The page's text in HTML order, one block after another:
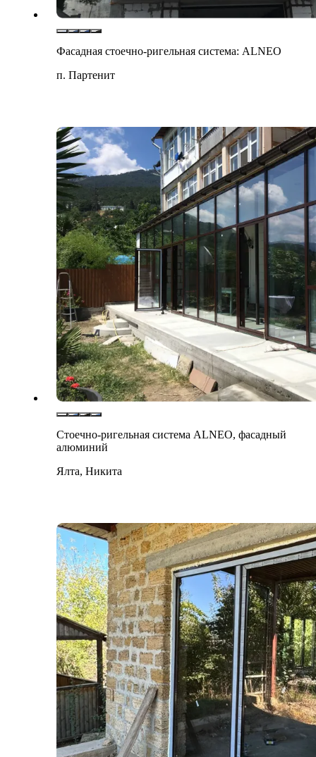
Фасадная стоечно-ригельная система: ALNEO
п. Партенит
Стоечно-ригельная система ALNEO, фасадный
алюминий
Ялта, Никита